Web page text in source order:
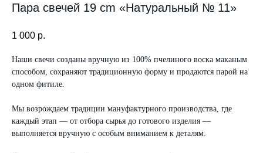
Пара свечей 19 cm «Натуральный № 11»
1 000 р.
Наши свечи созданы вручную из 100% пчелиного воска маканым
способом, сохраняют традиционную форму и продаются парой на
одном фитиле.
Мы возрождаем традиции мануфактурного производства, где
каждый этап — от отбора сырья до готового изделия —
выполняется вручную с особым вниманием к деталям.